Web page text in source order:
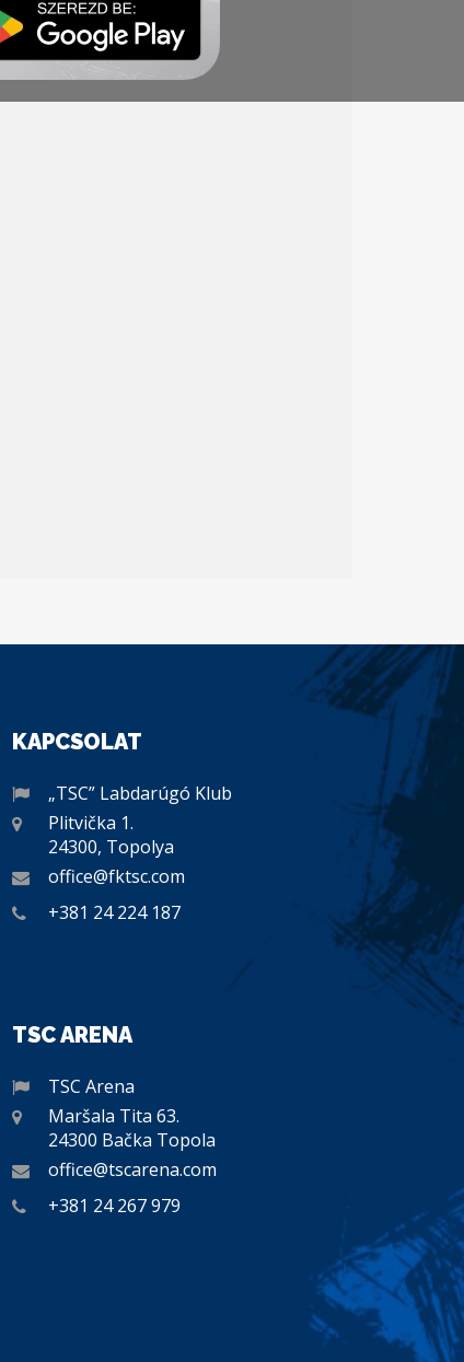
KAPCSOLAT
„TSC” Labdarúgó Klub
Plitvička 1.
24300, Topolya
office@fktsc.com
+381 24 224 187
TSC ARENA
TSC Arena
Maršala Tita 63.
24300 Bačka Topola
office@tscarena.com
+381 24 267 979